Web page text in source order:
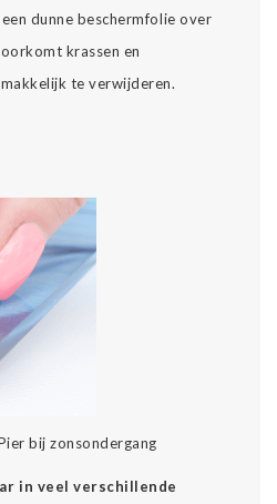
dunne beschermfolie over
krassen en
te verwijderen.
bij zonsondergang
in veel verschillende